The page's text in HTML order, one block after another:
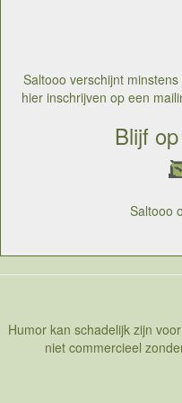
Saltooo verschijnt
hier inschrijven op een
Blijf
Saltooo
Humor kan schadelijk zijn
niet commercieel